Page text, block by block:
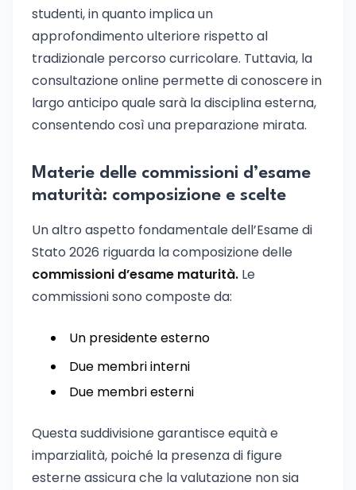
studenti, in quanto implica un
approfondimento ulteriore rispetto al
tradizionale percorso curricolare. Tuttavia, la
consultazione online permette di conoscere in
largo anticipo quale sarà la disciplina esterna,
consentendo così una preparazione mirata.
Materie delle commissioni d’esame
maturità: composizione e scelte
Un altro aspetto fondamentale dell’Esame di
Stato 2026 riguarda la composizione delle
commissioni d’esame maturità. Le
commissioni sono composte da:
Un presidente esterno
Due membri interni
Due membri esterni
Questa suddivisione garantisce equità e
imparzialità, poiché la presenza di figure
esterne assicura che la valutazione non sia